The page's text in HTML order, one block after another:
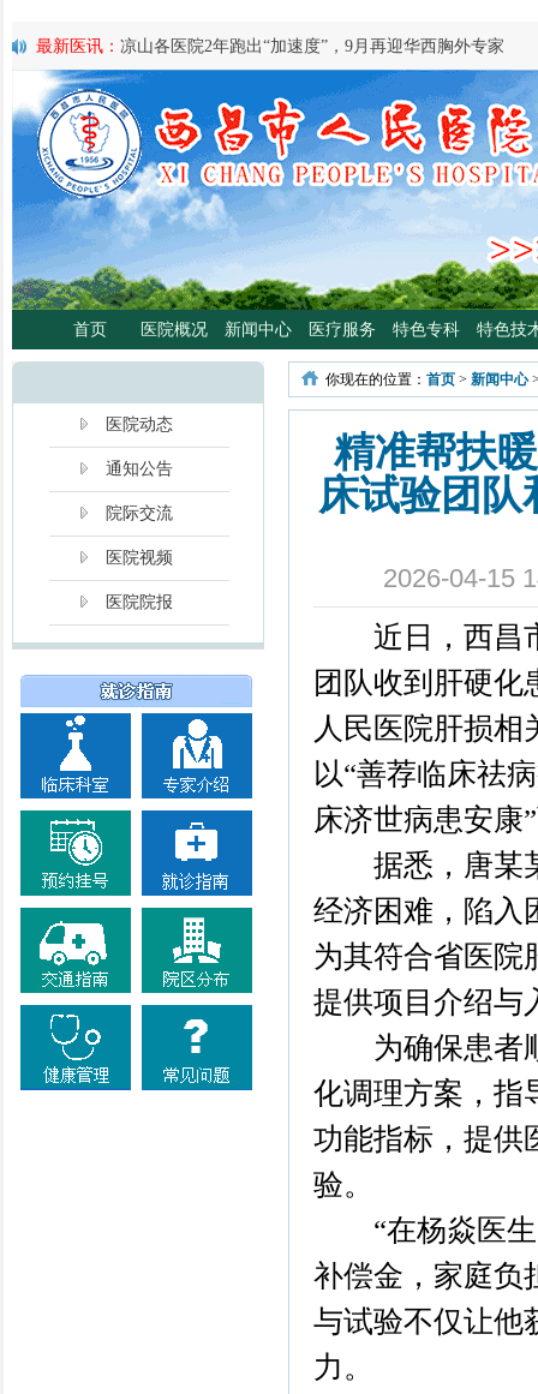
最新医讯： 凉山各医院2年跑出“加速度”，9月再迎华西胸外专家
最新医讯：紧急通知
最新医讯：好消息！四川大学华西医院泌尿外科专家魏强教授来院
最新医讯：西昌市人民总医院携手省科学普及专委会开展卫生下乡
宣传活动
最新医讯：西昌市人民医院耳鼻咽喉头颈外科将于3月3日开展“全国
日”义诊活动
最新医讯： 重磅消息！2月21日起，四川大学华西医院泌尿外科魏强
将定期到西昌市人民医院开展门诊、手术
最新医讯：西昌市人民医院胃肠肿瘤专病门诊开诊！
最新医讯：西昌市人民医院开展日间蓝光治疗门诊 轻度“小黄人”，
分离、不住院就能照蓝光啦！
最新医讯：好消息！西昌市人民医院高压氧舱运行啦
【义诊预告】西昌市人民医院大型义诊活动，5月7日约
首页 医院概况 新闻中心 医疗服务 特色专科 特色技
医院动态
通知公告
院际交流
医院视频
医院院报
你现在的位置： 首页 > 新闻中心
精准帮扶
床试验团
2026-04-15
近日，西昌市
团队收到肝硬
人民医院肝损
以“善荐临床祛
床济世病患安康
据悉，唐某某
经济困难，陷入
为其符合省医院
提供项目介绍与
为确保患者顺
化调理方案，指
功能指标，提供
验。
“在杨焱医生
补偿金，家庭负
与试验不仅让他
力。